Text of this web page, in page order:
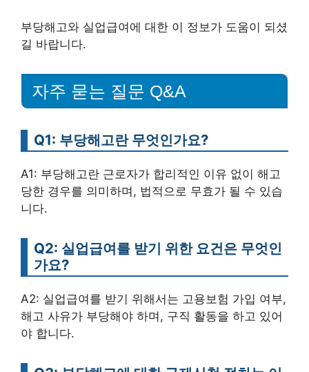
부당해고와 실업급여에 대한 이 정보가 도움이 되셨
길 바랍니다.
자주 묻는 질문 Q&A
Q1: 부당해고란 무엇인가요?
A1: 부당해고란 근로자가 합리적인 이유 없이 해고
당한 경우를 의미하며, 법적으로 무효가 될 수 있습
니다.
Q2: 실업급여를 받기 위한 요건은 무엇인
가요?
A2: 실업급여를 받기 위해서는 고용보험 가입 여부,
해고 사유가 부당해야 하며, 구직 활동을 하고 있어
야 합니다.